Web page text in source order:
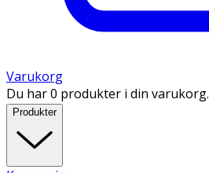
Varukorg
Du har 0 produkter i din varukorg.
Produkter